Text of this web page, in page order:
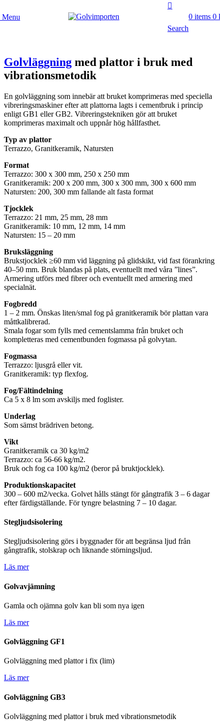
Menu
Search
0 items 0
Golvläggning med plattor i bruk med
vibrationsmetodik
En golvläggning som innebär att bruket komprimeras med speciella
vibreringsmaskiner efter att plattorna lagts i cementbruk i princip
enligt GB1 eller GB2. Vibreringstekniken gör att bruket
komprimeras maximalt och uppnår hög hållfasthet.
Typ av plattor
Terrazzo, Granitkeramik, Natursten
Format
Terrazzo: 300 x 300 mm, 250 x 250 mm
Granitkeramik: 200 x 200 mm, 300 x 300 mm, 300 x 600 mm
Natursten: 200, 300 mm fallande alt fasta format
Tjocklek
Terrazzo: 21 mm, 25 mm, 28 mm
Granitkeramik: 10 mm, 12 mm, 14 mm
Natursten: 15 – 20 mm
Bruksläggning
Brukstjocklek ≥60 mm vid läggning på glidskikt, vid fast förankring
40–50 mm. Bruk blandas på plats, eventuellt med våra ”lines”.
Armering utförs med fibrer och eventuellt med armering med
specialnät.
Fogbredd
1 – 2 mm. Önskas liten/smal fog på granitkeramik bör plattan vara
måttkalibrerad.
Smala fogar som fylls med cementslamma från bruket och
kompletteras med cementbunden fogmassa på golvytan.
Fogmassa
Terrazzo: ljusgrå eller vit.
Granitkeramik: typ flexfog.
Fog/Fältindelning
Ca 5 x 8 lm som avskiljs med foglister.
Underlag
Som sämst brädriven betong.
Vikt
Granitkeramik ca 30 kg/m2
Terrazzo: ca 56-66 kg/m2.
Bruk och fog ca 100 kg/m2 (beror på bruktjocklek).
Produktionskapacitet
300 – 600 m2/vecka. Golvet hålls stängt för gångtrafik 3 – 6 dagar
efter färdigställande. För tyngre belastning 7 – 10 dagar.
Stegljudsisolering
Stegljudsisolering görs i byggnader för att begränsa ljud från
gångtrafik, stolskrap och liknande störningsljud.
Läs mer
Golvavjämning
Gamla och ojämna golv kan bli som nya igen
Läs mer
Golvläggning GF1
Golvläggning med plattor i fix (lim)
Läs mer
Golvläggning GB3
Golvläggning med plattor i bruk med vibrationsmetodik